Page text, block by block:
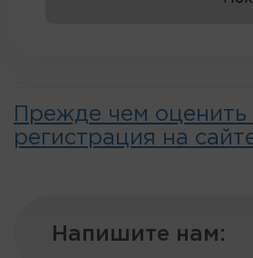
Прежде чем оценить
регистрация на
Напишите нам: